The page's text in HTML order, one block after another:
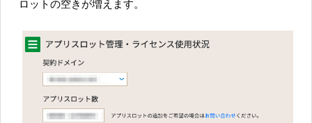
ロットの空きが増えます。